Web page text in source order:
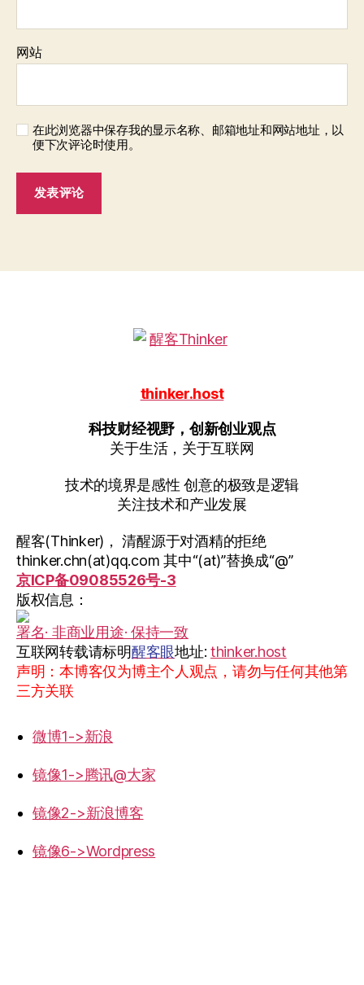
网站
在此浏览器中保存我的显示名称、邮箱地址和网站地址，以
便下次评论时使用。
thinker.host
科技财经视野，创新创业观点
关于生活，关于互联网
技术的境界是感性 创意的极致是逻辑
关注技术和产业发展
醒客(Thinker)， 清醒源于对酒精的拒绝
thinker.chn(at)qq.com 其中“(at)”替换成“@”
京ICP备09085526号-3
版权信息：
署名· 非商业用途· 保持一致
互联网转载请标明醒客眼地址: thinker.host
声明：本博客仅为博主个人观点，请勿与任何其他第
三方关联
微博1->新浪
镜像1->腾讯@大家
镜像2->新浪博客
镜像6->Wordpress